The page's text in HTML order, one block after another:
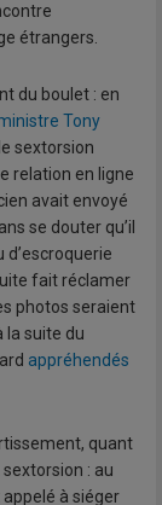
étrangers.
du boulet : en
Tony
sextorsion
relation en ligne
avait envoyé
se douter qu’il
fait réclamer
photos seraient
la suite du
appréhendés
quant
: au
à siéger